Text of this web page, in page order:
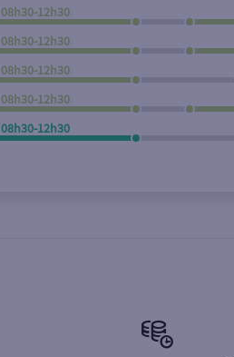
08h30-12h30
08h30-12h30
08h30-12h30
08h30-12h30
08h30-12h30